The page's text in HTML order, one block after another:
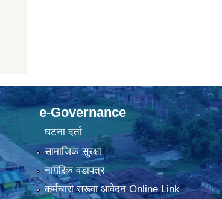
e-Governance
घटना दर्ता
सामाजिक सुरक्षा
नागरिक वडापत्र
कर्मचारी सरूवा आवेदन Online Link